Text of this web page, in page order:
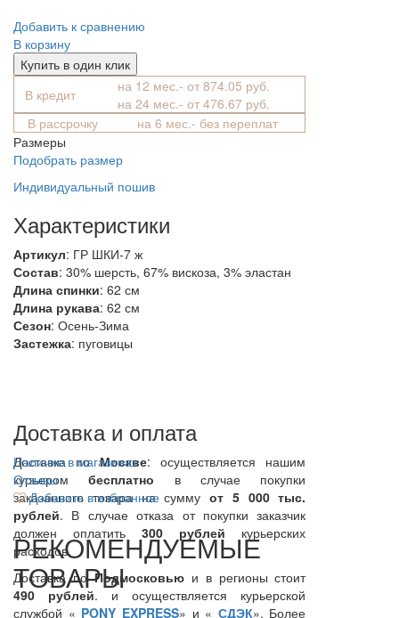
Добавить к сравнению
В корзину
Купить в один клик
В кредит
на 12 мес.- от 874.05 руб.
на 24 мес.- от 476.67 руб.
В рассрочку
на 6 мес.- без переплат
Размеры
Подобрать размер
Индивидуальный пошив
Характеристики
Артикул: ГР ШКИ-7 ж
Состав: 30% шерсть, 67% вискоза, 3% эластан
Длина спинки: 62 см
Длина рукава: 62 см
Сезон: Осень-Зима
Застежка: пуговицы
Доставка и оплата
Доставка поМоскве: осуществляется нашим
курьеромбесплатно в случае покупки
заказанного товара на суммуот 5 000 тыс.
рублей. В случае отказа от покупки заказчик
должен оплатить300 рублей курьерских
расходов.
Доставка поПодмосковью и в регионы стоит
490 рублей. и осуществляется курьерской
службой « PONY EXPRESS» и « СДЭК». Более
Наличие в магазинах
Отзывы
Добавить в избранное
РЕКОМЕНДУЕМЫЕ
ТОВАРЫ